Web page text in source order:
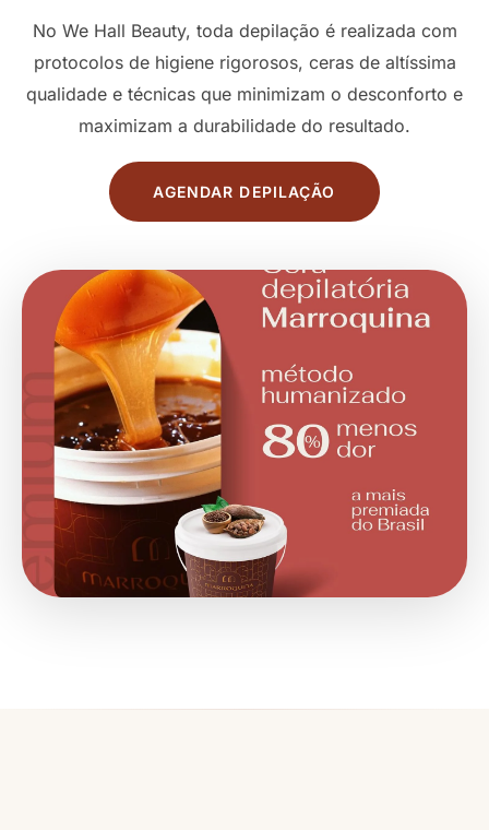
No We Hall Beauty, toda depilação é realizada com
protocolos de higiene rigorosos, ceras de altíssima
qualidade e técnicas que minimizam o desconforto e
maximizam a durabilidade do resultado.
AGENDAR DEPILAÇÃO